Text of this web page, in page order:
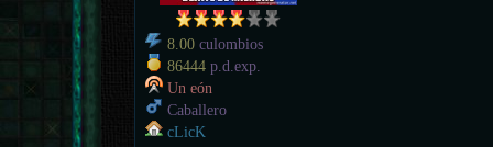
8.00 culombios
86444 p.d.exp.
Un eón
Caballero
cLicK